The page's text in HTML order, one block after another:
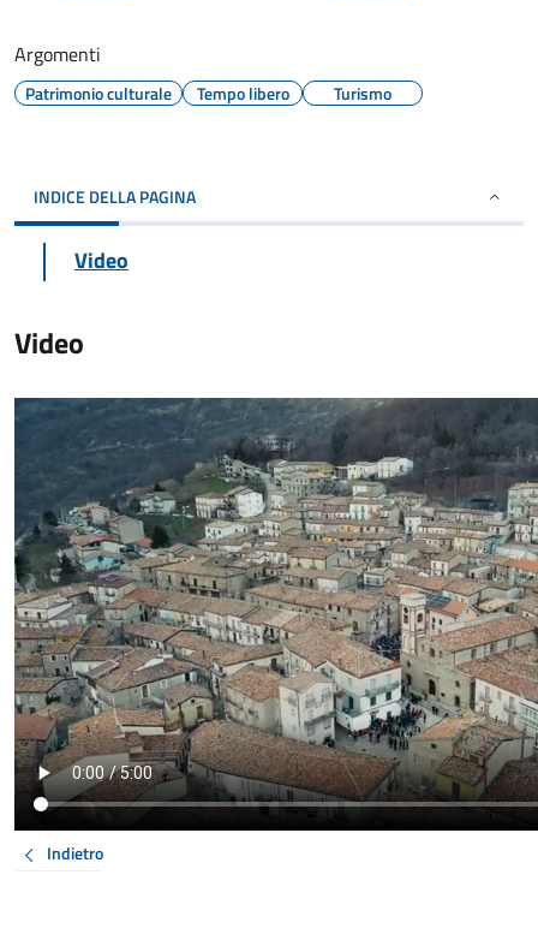
Argomenti
Patrimonio culturale Tempo libero Turismo
INDICE DELLA PAGINA
Video
Video
Indietro